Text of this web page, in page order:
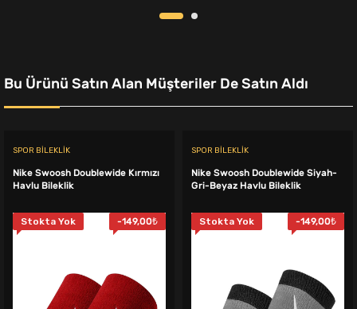
Bu Ürünü Satın Alan Müşteriler De Satın Aldı
SPOR BILEKLIK
Nike Swoosh Doublewide Kırmızı
Havlu Bileklik
Stokta Yok -149,00₺
SPOR BILEKLIK
Nike Swoosh Doublewide Siyah-
Gri-Beyaz Havlu Bileklik
Stokta Yok -149,00₺